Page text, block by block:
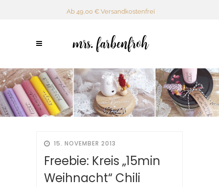
Ab 49,00 € Versandkostenfrei
15. NOVEMBER 2013
Freebie: Kreis „15min
Weihnacht“ Chili